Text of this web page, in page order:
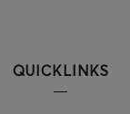
QUICKLINKS